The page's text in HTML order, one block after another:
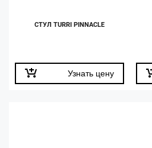
СТУЛ TURRI PINNACLE
Узнать цену